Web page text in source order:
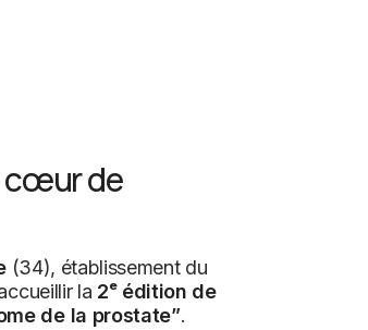
cœur de
(34), établissement du
la 2ᵉ édition de
de la prostate”.